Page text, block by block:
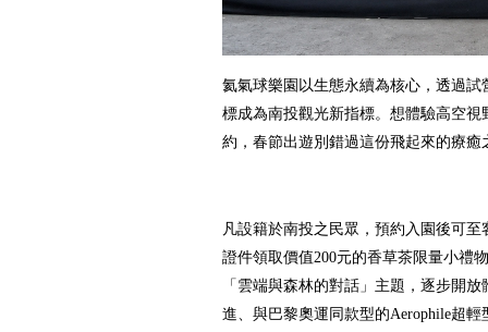
氦氣球樂園以生態永續為核心，透過
標成為南投觀光新指標。想體驗高空
約，春節出遊別錯過這份飛起來的療
凡設籍於南投之民眾，預約入園後可
證件領取價值200元的香草茶限量小禮
「雲端與森林的對話」主題，逐步開
進、與巴黎奧運同款型的Aerophile超